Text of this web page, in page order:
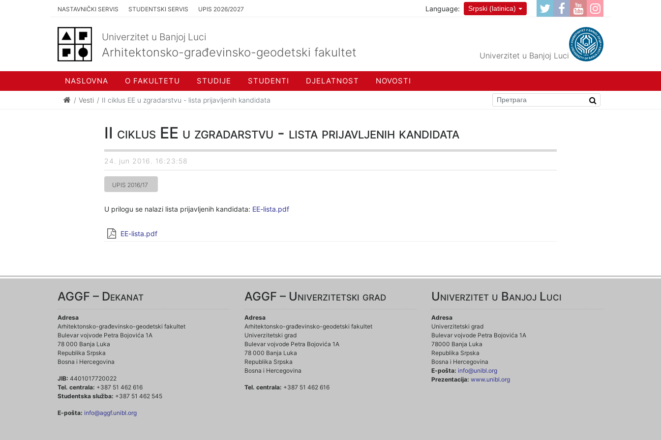
NASTAVNIČKI SERVIS STUDENTSKI SERVIS UPIS 2026/2027 Language: Srpski (latinica)
Univerzitet u Banjoj Luci
Arhitektonsko-građevinsko-geodetski fakultet Univerzitet u Banjoj Luci
NASLOVNA O FAKULTETU STUDIJE STUDENTI DJELATNOST NOVOSTI
Vesti II ciklus EE u zgradarstvu - lista prijavljenih kandidata
II ciklus EE u zgradarstvu - lista prijavljenih kandidata
24. jun 2016. 16:23:58
UPIS 2016/17
U prilogu se nalazi lista prijavljenih kandidata: EE-lista.pdf
EE-lista.pdf
AGGF – Dekanat
Adresa
Arhitektonsko-građevinsko-geodetski fakultet
Bulevar vojvode Petra Bojovića 1A
78 000 Banja Luka
Republika Srpska
Bosna i Hercegovina
JIB: 4401017720022
Tel. centrala: +387 51 462 616
Studentska služba: +387 51 462 545
E-pošta: info@aggf.unibl.org
AGGF – Univerzitetski grad
Adresa
Arhitektonsko-građevinsko-geodetski fakultet
Univerzitetski grad
Bulevar vojvode Petra Bojovića 1A
78 000 Banja Luka
Republika Srpska
Bosna i Hercegovina
Tel. centrala: +387 51 462 616
Univerzitet u Banjoj Luci
Adresa
Univerzitetski grad
Bulevar vojvode Petra Bojovića 1A
78000 Banja Luka
Republika Srpska
Bosna i Hercegovina
E-pošta: info@unibl.org
Prezentacija: www.unibl.org